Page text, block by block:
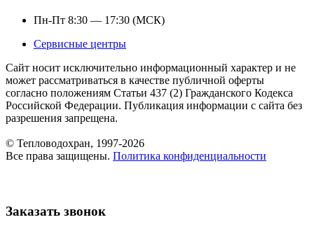
Пн-Пт 8:30 — 17:30 (МСК)
Сервисные центры
Сайт носит исключительно информационный характер и не
может рассматриваться в качестве публичной оферты
согласно положениям Статьи 437 (2) Гражданского Кодекса
Российской Федерации. Публикация информации с сайта без
разрешения запрещена.
© Тепловодохран, 1997-2026
Все права защищены. Политика конфиденциальности
Заказать звонок